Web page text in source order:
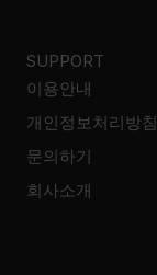
SUPPORT
이용안내
개인정보처리방침
문의하기
회사소개